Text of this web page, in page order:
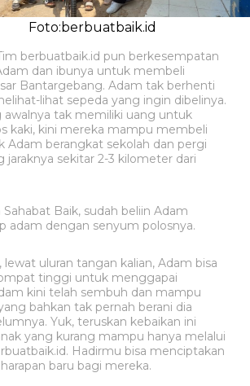
Foto:berbuatbaik.id
berbuatbaik.id pun berkesempatan
dan ibunya untuk membeli
Bantargebang. Adam tak berhenti
lihat sepeda yang ingin dibelinya.
awalnya tak memiliki uang untuk
kaki, kini mereka mampu membeli
Adam berangkat sekolah dan pergi
jaraknya sekitar 2-3 kilometer dari
Sahabat Baik, sudah beliin Adam
adam dengan senyum polosnya.
lewat uluran tangan kalian, Adam bisa
tinggi untuk menggapai
kini telah sembuh dan mampu
bahkan tak pernah berani dia
Yuk, teruskan kebaikan ini
yang kurang mampu hanya melalui
Hadirmu bisa menciptakan
baru bagi mereka.